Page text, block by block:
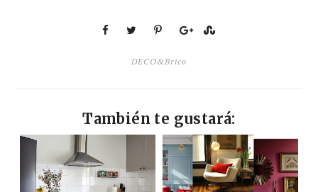
DECO&Brico
También te gustará: